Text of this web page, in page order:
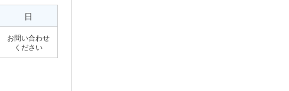
日
お問い合わせ
ください